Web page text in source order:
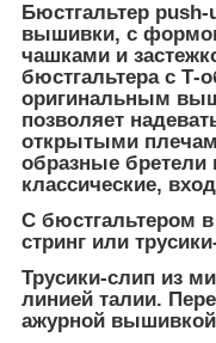
Бюстгальтер
вышивки, с
чашками и
бюстгальтера с
оригинальным
позволяет
открытыми
образные бретели
классические,
С бюстгальтером в
стринг или
Трусики-слип из
линией талии.
ажурной